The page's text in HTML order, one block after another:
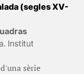
(segles XV-
Institut
sèrie